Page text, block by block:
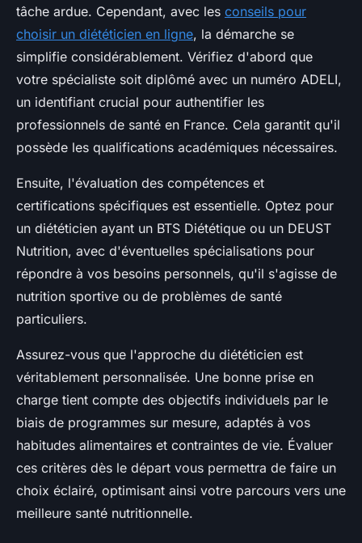
tâche ardue. Cependant, avec les conseils pour
choisir un diététicien en ligne, la démarche se
simplifie considérablement. Vérifiez d'abord que
votre spécialiste soit diplômé avec un numéro ADELI,
un identifiant crucial pour authentifier les
professionnels de santé en France. Cela garantit qu'il
possède les qualifications académiques nécessaires.
Ensuite, l'évaluation des compétences et
certifications spécifiques est essentielle. Optez pour
un diététicien ayant un BTS Diététique ou un DEUST
Nutrition, avec d'éventuelles spécialisations pour
répondre à vos besoins personnels, qu'il s'agisse de
nutrition sportive ou de problèmes de santé
particuliers.
Assurez-vous que l'approche du diététicien est
véritablement personnalisée. Une bonne prise en
charge tient compte des objectifs individuels par le
biais de programmes sur mesure, adaptés à vos
habitudes alimentaires et contraintes de vie. Évaluer
ces critères dès le départ vous permettra de faire un
choix éclairé, optimisant ainsi votre parcours vers une
meilleure santé nutritionnelle.